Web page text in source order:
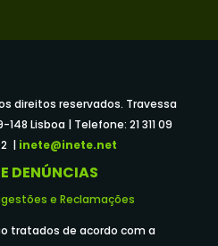
direitos reservados. Travessa
148 Lisboa | Telefone: 21 311 09
| inete@inete.net
DENÚNCIAS
e Reclamações
tratados de acordo com a